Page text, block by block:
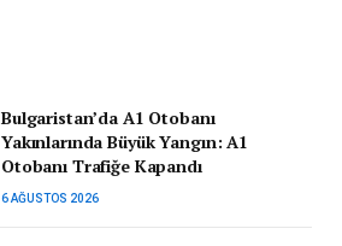
Bulgaristan’da A1 Otobanı
Yakınlarında Büyük Yangın: A1
Otobanı Trafiğe Kapandı
6 AĞUSTOS 2026